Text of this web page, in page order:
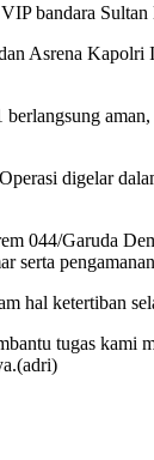
bandara
Asrena
digelar
044/Garuda
serta
hal ketertiban
tugas